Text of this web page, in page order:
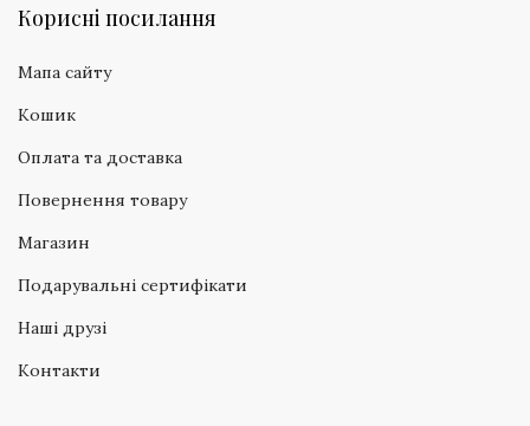
Корисні посилання
Мапа сайту
Кошик
Оплата та доставка
Повернення товару
Магазин
Подарувальні сертифікати
Наші друзі
Контакти